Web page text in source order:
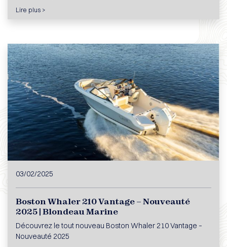
Lire plus >
03/02/2025
Boston Whaler 210 Vantage – Nouveauté
2025 | Blondeau Marine
Découvrez le tout nouveau Boston Whaler 210 Vantage –
Nouveauté 2025